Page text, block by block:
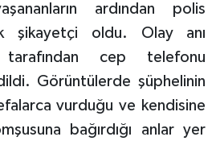
ardından polis
şikayetçi oldu. Olay anı
cep telefonu
Görüntülerde şüphelinin
vurduğu ve kendisine
bağırdığı anlar yer